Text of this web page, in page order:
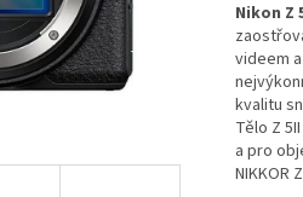
Nikon Z
videem
kvalitu
Tělo Z
a pro
NIKKOR